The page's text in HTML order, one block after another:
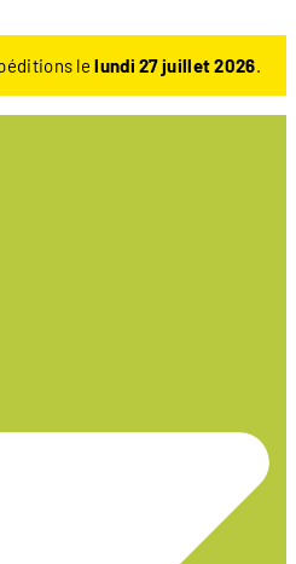
lelundi 27 juillet 2026.